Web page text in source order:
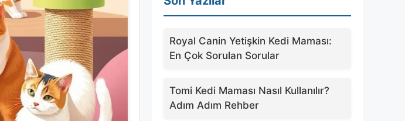
Royal Canin Yetişkin Kedi Maması:
En Çok Sorulan Sorular
Tomi Kedi Maması Nasıl Kullanılır?
Adım Adım Rehber